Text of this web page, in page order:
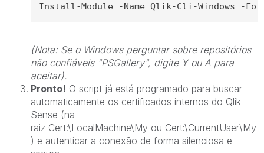
Install-Module -Name Qlik-Cli -Windows -
(Nota: Se o Windows perguntar sobre repositórios
não confiáveis "PSGallery", digite Y ou A para
aceitar).
Pronto! O script já está programado para buscar
automaticamente os certificados internos do Qlik
Sense (na
raiz Cert:\LocalMachine\My ou Cert:\CurrentUser\My
) e autenticar a conexão de forma silenciosa e